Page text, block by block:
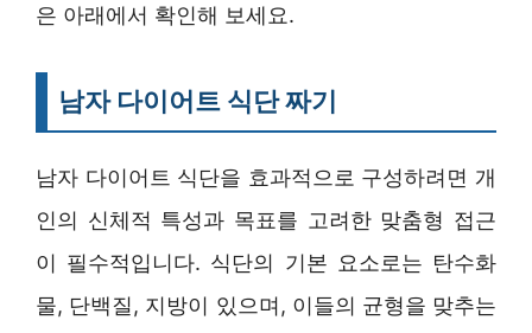
은 아래에서 확인해 보세요.
남자 다이어트 식단 짜기
남자 다이어트 식단을 효과적으로 구성하려면 개
인의 신체적 특성과 목표를 고려한 맞춤형 접근
이 필수적입니다. 식단의 기본 요소로는 탄수화
물, 단백질, 지방이 있으며, 이들의 균형을 맞추는